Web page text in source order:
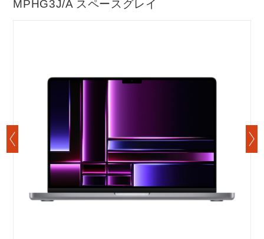
MPHG3J/A スペースグレイ